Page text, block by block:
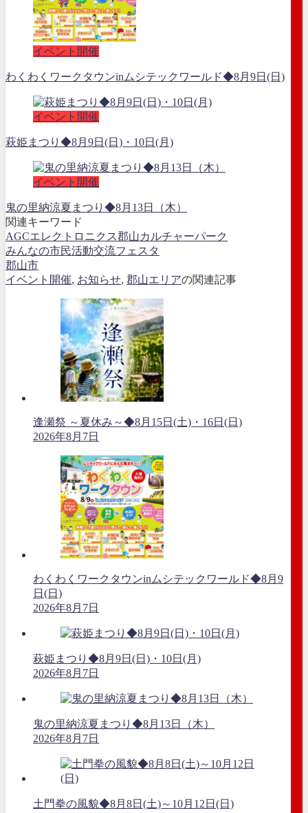
イベント開催
わくわくワークタウンinムシテックワールド◆8月9日(日)
イベント開催
萩姫まつり◆8月9日(日)・10日(月)
イベント開催
鬼の里納涼夏まつり◆8月13日（木）
関連キーワード
AGCエレクトロニクス郡山カルチャーパーク
みんなの市民活動交流フェスタ
郡山市
イベント開催, お知らせ, 郡山エリアの関連記事
逢瀬祭 ～夏休み～◆8月15日(土)・16日(日)
2026年8月7日
わくわくワークタウンinムシテックワールド◆8月9
日(日)
2026年8月7日
萩姫まつり◆8月9日(日)・10日(月)
2026年8月7日
鬼の里納涼夏まつり◆8月13日（木）
2026年8月7日
土門拳の風貌◆8月8日(土)～10月12日(日)